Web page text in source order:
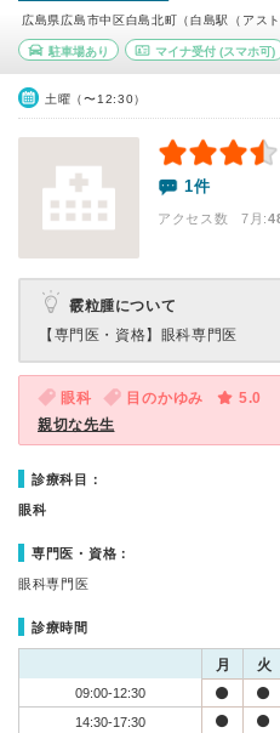
広島県広島市中区白島北町（白島駅（アス
駐車場あり マイナ受付(スマホ可)
土曜（〜12:30）
1件
アクセス数 7月:
霰粒腫について
【専門医・資格】 眼科専門医
眼科 目のかゆみ
5.0
親切な先生
診療科目：
眼科
専門医・資格：
眼科専門医
診療時間
月 火
09:00-12:30
14:30-17:30